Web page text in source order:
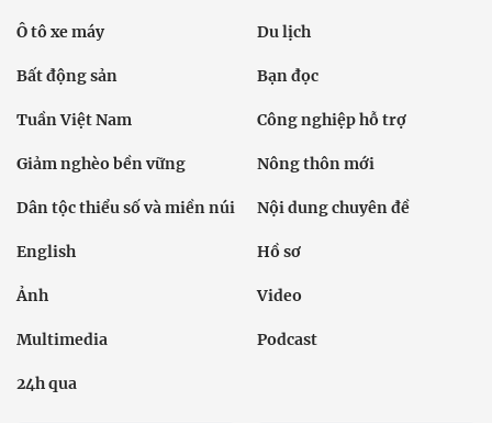
Ô tô xe máy Du lịch
Bất động sản Bạn đọc
Tuần Việt Nam Công nghiệp hỗ trợ
Giảm nghèo bền vững Nông thôn mới
Dân tộc thiểu số và miền núi Nội dung chuyên đề
English Hồ sơ
Ảnh Video
Multimedia Podcast
24h qua